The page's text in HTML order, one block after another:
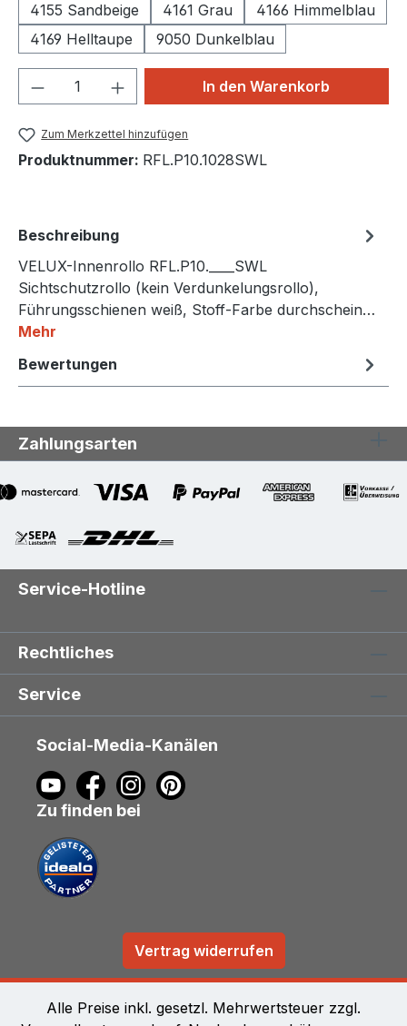
4155 Sandbeige
4161 Grau
4166 Himmelblau
4169 Helltaupe
9050 Dunkelblau
Produkt Anzahl: Gib denIn den Warenkorb
Zum Merkzettel hinzufügen
Produktnummer: RFL.P10.1028SWL
Beschreibung
VELUX-Innenrollo RFL.P10.____SWL
Sichtschutzrollo (kein Verdunkelungsrollo),
Führungsschienen weiß, Stoff-Farbe durchschein…
Mehr
Bewertungen
Zahlungsarten
Service-Hotline
Rechtliches
Service
Social-Media-Kanälen
Zu finden bei
Vertrag widerrufen
Alle Preise inkl. gesetzl. Mehrwertsteuer zzgl.